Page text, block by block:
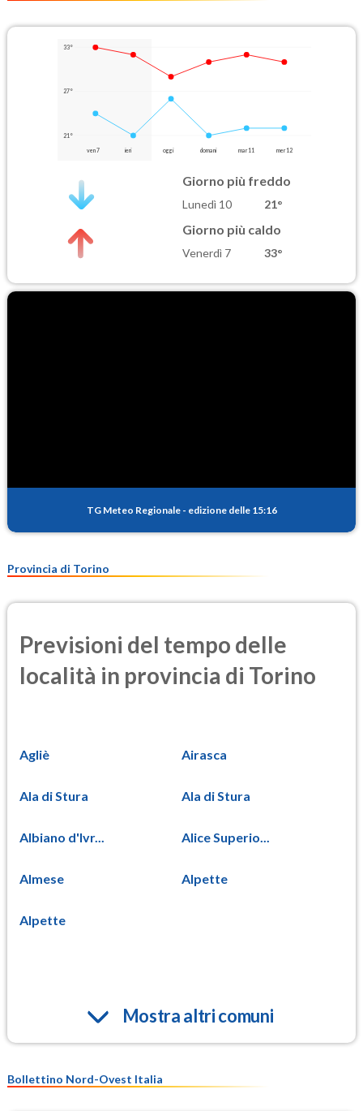
33°
27°
21°
ven 7 ieri oggi domani mar 11 mer 12
Giorno più freddo
Lunedì 10 21°
Giorno più caldo
Venerdì 7 33°
TG Meteo Regionale - edizione delle 15:16
Provincia di Torino
Previsioni del tempo delle
località in provincia di Torino
Agliè Airasca
Ala di Stura Ala di Stura
Albiano d'Ivr... Alice Superio...
Almese Alpette
Alpette
Mostra altri comuni
Bollettino Nord-Ovest Italia